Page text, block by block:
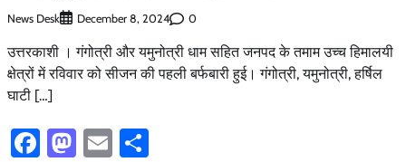
News Desk December 8, 2024 0
उत्तरकाशी । गंगोत्री और यमुनोत्री धाम सहित जनपद के तमाम उच्च हिमालयी
क्षेत्रों में रविवार को सीजन की पहली बर्फबारी हुई। गंगोत्री, यमुनोत्री, हर्षिल
घाटी […]
Facebook
Mastodon
Email